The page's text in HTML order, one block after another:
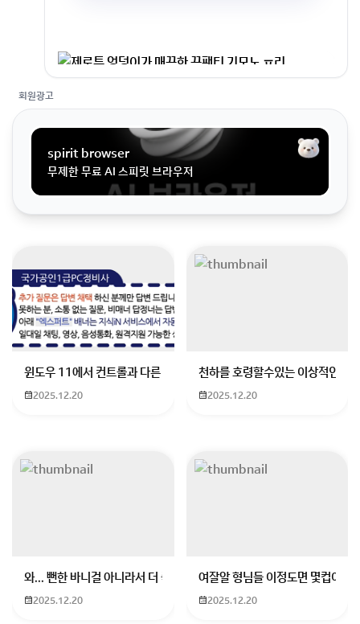
회원가입 혹은 광고 [X]를 누르면 내용이 보입니다
회원광고
spirit browser
무제한 무료 AI 스피릿 브라우저
윈도우 11에서 컨트롤과 다른 키가 같이 안눌림 게임을 하는 중에 컨트
2025.12.20
천하를 호령할수있는 이상적인 몸
2025.12.20
와... 뻔한 바니걸 아니라서 더 좋음
2025.12.20
여잘알 형님들 이정도면 몇컵이에
2025.12.20